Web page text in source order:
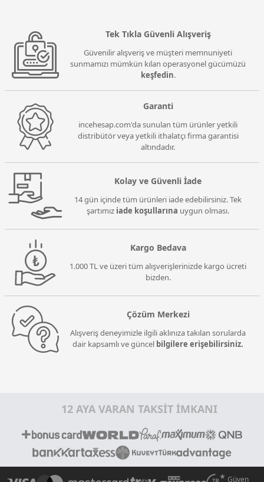
Tek Tıkla Güvenli Alışveriş
Güvenilir alışveriş ve müşteri memnuniyeti
sunmamızı mümkün kılan operasyonel gücümüzü
keşfedin.
Garanti
incehesap.com'da sunulan tüm ürünler yetkili
distribütör veya yetkili ithalatçı firma garantisi
altındadır.
Kolay ve Güvenli İade
14 gün içinde tüm ürünleri iade edebilirsiniz. Tek
şartımız iade koşullarına uygun olması.
Kargo Bedava
1.000 TL ve üzeri tüm alışverişlerinizde kargo ücreti
bizden.
Çözüm Merkezi
Alışveriş deneyimizle ilgili aklınıza takılan sorularda
dair kapsamlı ve güncel bilgilere erişebilirsiniz.
12 AYA VARAN TAKSİT İMKANI
Güven